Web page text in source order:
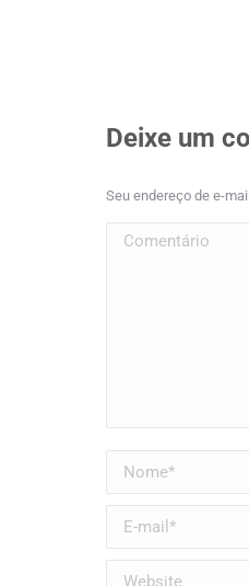
Deixe um
Seu endereço de e-
Comentário
Nome *
E-mail *
Website